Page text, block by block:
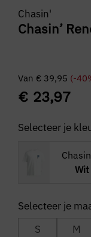
Chasin'
Chasin’
Van € 39,95 (-
€ 23,97
Selecteer je
Wit
S M